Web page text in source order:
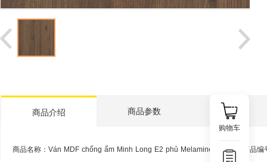
商品介绍 商品参数
商品名称：Ván MDF chống ẩm Minh Long E2 phủ Melamine 9016 商品
购物车